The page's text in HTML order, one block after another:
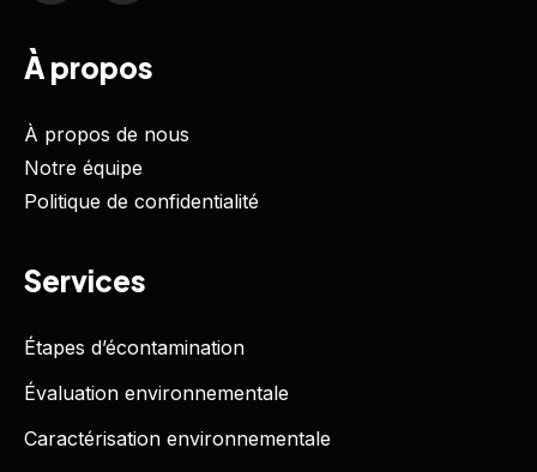
À propos
À propos de nous
Notre équipe
Politique de confidentialité
Services
Étapes d’écontamination
Évaluation environnementale
Caractérisation environnementale